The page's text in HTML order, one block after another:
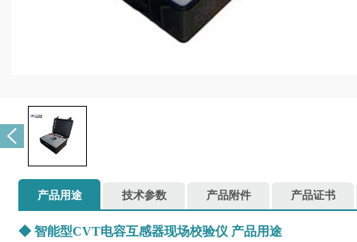
产品用途 技术参数 产品附件 产品证书
◆ 智能型CVT电容互感器现场校验仪 产品用途